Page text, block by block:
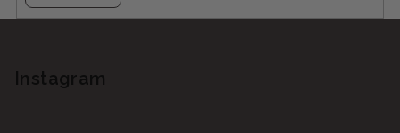
Instagram